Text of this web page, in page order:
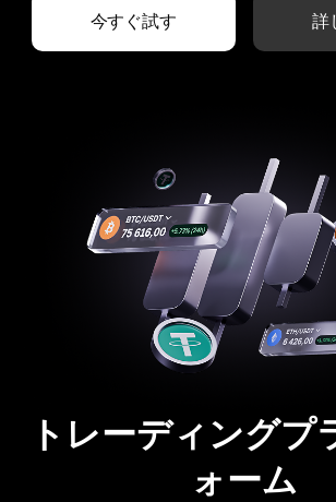
今すぐ試す 詳
トレーディングプ
ォーム